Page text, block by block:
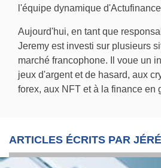
l'équipe dynamique
Aujourd'hui, en tant que
Jeremy est investi sur plusieurs
marché francophone. Il voue un
jeux d'argent et de hasard, aux
forex, aux NFT et à la finance en
ARTICLES ÉCRITS PAR